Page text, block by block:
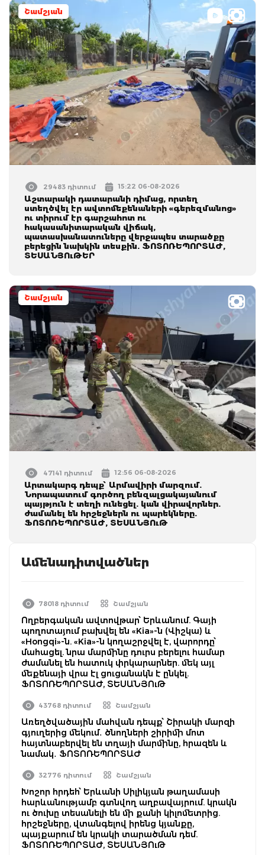
Շամշյան
29483 դիտում 15:22 06-08-2026
Աշտարակի դատարանի դիմաց, որտեղ
ստեղծվել էր ավտոմեքենաների «գերեզմանոց»
ու տիրում էր գարշահոտ ու
հակասանիտարական վիճակ,
պատասխանատուները վերջապես տարածքը
բերեցին նախկին տեսքին. ՖՈՏՈՌԵՊՈՐՏԱԺ,
ՏԵՍԱՆՅՈւԹԵՐ
Շամշյան
47141 դիտում 12:56 06-08-2026
Արտակարգ դեպք՝ Արմավիրի մարզում.
Նորապատում գործող բենզալցակայանում
պայթյուն է տեղի ունեցել. կան վիրավորներ.
ժամանել են հրշեջներն ու պարեկները.
ՖՈՏՈՌԵՊՈՐՏԱԺ, ՏԵՍԱՆՅՈւԹ
Ամենադիտվածներ
78018 դիտում Շամշյան
Ողբերգական ավտովթար՝ Երևանում. Գայի
պողոտայում բախվել են «Kia»-ն (Վիշկա) և
«Hongqi»-ն. «Kia»-ն կողաշրջվել է, վարորդը՝
մահացել. նրա մարմինը դուրս բերելու համար
ժամանել են հատուկ փրկարարներ. մեկ այլ
մեքենայի վրա էլ ցուցանակն է ընկել.
ՖՈՏՈՌԵՊՈՐՏԱԺ, ՏԵՍԱՆՅՈւԹ
43768 դիտում Շամշյան
Առեղծվածային մահվան դեպք՝ Շիրակի մարզի
գյուղերից մեկում․ ծնողների շիրիմի մոտ
հայտնաբերվել են տղայի մարմինը, հրազեն և
նամակ․ ՖՈՏՈՌԵՊՈՐՏԱԺ
32776 դիտում Շամշյան
Խոշոր հրդեհ՝ Երևանի Սիլիկյան թաղամասի
հարևանությամբ գտնվող աղբավայրում. կրակն
ու ծուխը տեսանելի են մի քանի կիլոմետրից.
հրշեջները, վտանգելով իրենց կյանքը,
պայքարում են կրակի տարածման դեմ.
ՖՈՏՈՌԵՊՈՐՏԱԺ, ՏԵՍԱՆՅՈւԹ